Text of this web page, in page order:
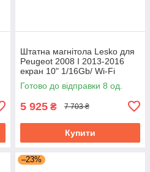
Штатна магнітола Lesko для
Peugeot 2008 I 2013-2016
екран 10" 1/16Gb/ Wi-Fi
Optima GPS Android Пожо
Готово до відправки 8 од.
5 925 ₴ 7 703 ₴
Купити
–23%